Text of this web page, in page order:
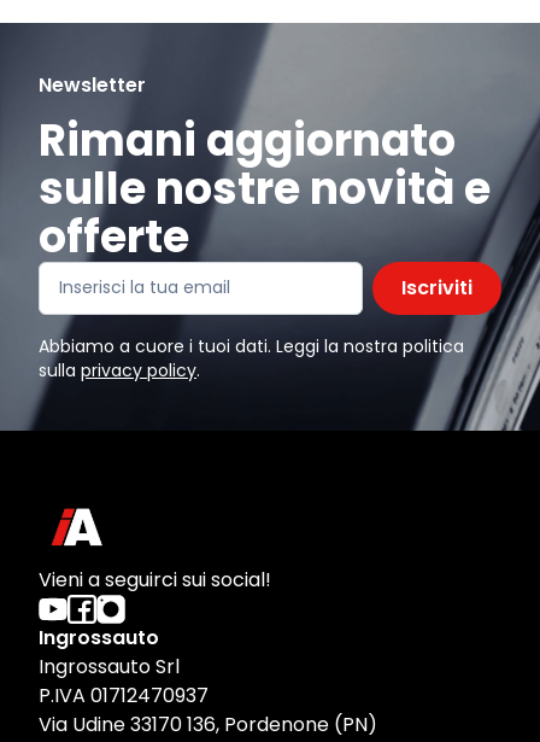
Newsletter
Rimani aggiornato
sulle nostre novità e
offerte
Iscriviti
Abbiamo a cuore i tuoi dati. Leggi la nostra politica
sulla privacy policy.
Vieni a seguirci sui social!
Ingrossauto
Ingrossauto Srl
P.IVA 01712470937
Via Udine 33170 136, Pordenone (PN)